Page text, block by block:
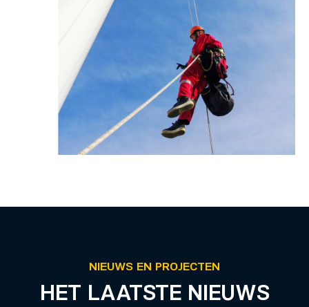
NIEUWS EN PROJECTEN
HET LAATSTE NIEUWS